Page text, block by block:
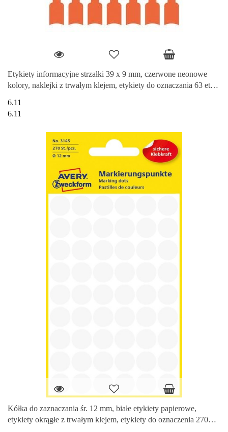
Etykiety informacyjne strzałki 39 x 9 mm, czerwone neonowe
kolory, naklejki z trwałym klejem, etykiety do oznaczania 63 etyk.
6.11
6.11
Kółka do zaznaczania śr. 12 mm, białe etykiety papierowe,
etykiety okrągłe z trwałym klejem, etykiety do oznaczenia 270